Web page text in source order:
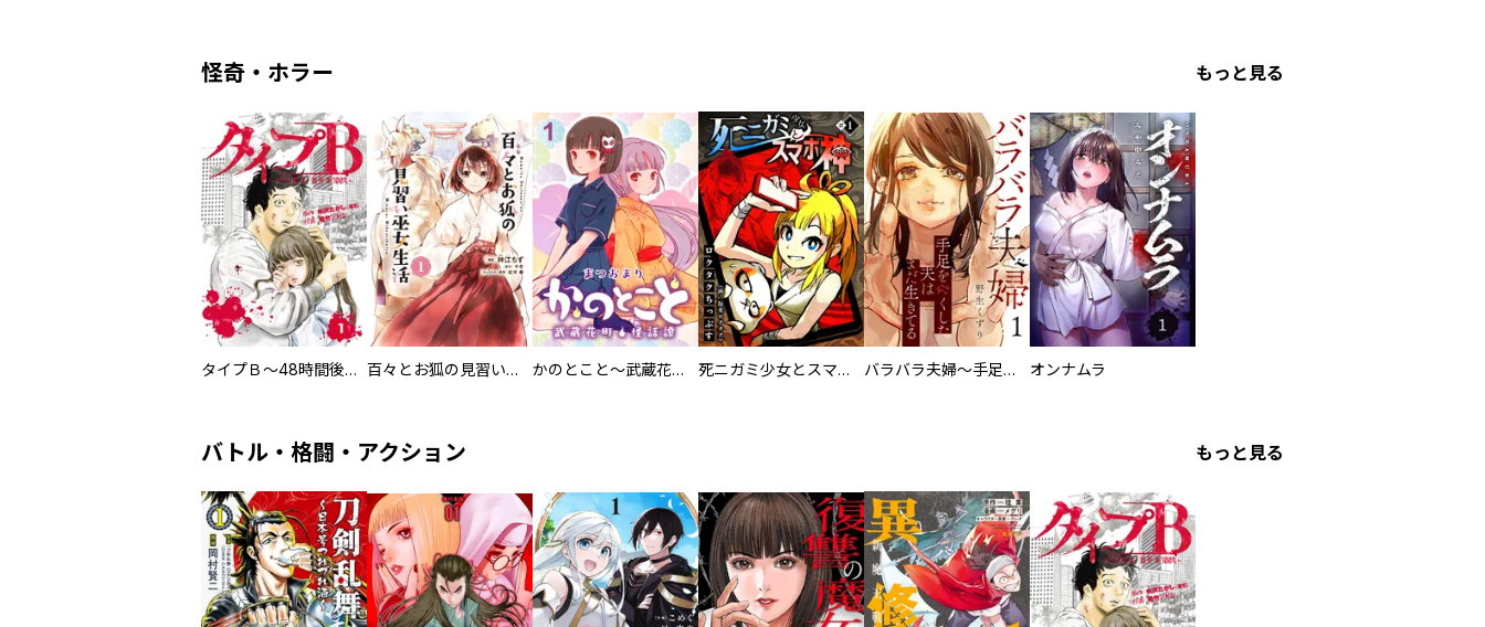
怪奇・ホラー もっと見る
タイプＢ～48時間後、致死率100％～【単話】 百々とお狐の見習い巫女生活【単行本版】 かのとこと～武蔵花町怪話譚～ 【連載版】 死ニガミ少女とスマホ神 バラバラ夫婦～手足をなくした夫はまだ生きてる オンナムラ
バトル・格闘・アクション もっと見る